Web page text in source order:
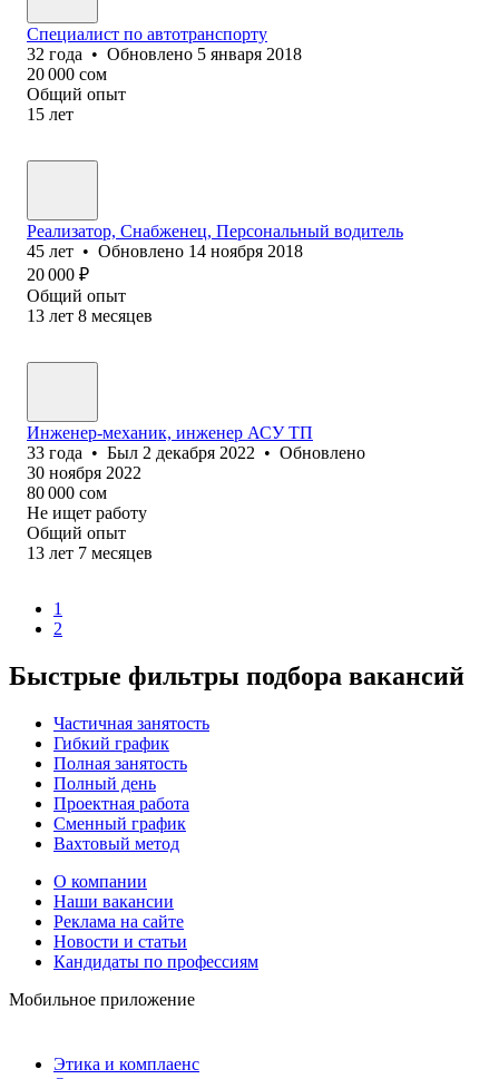
Специалист по автотранспорту
32 года • Обновлено 5 января 2018
20 000 сом
Общий опыт
15 лет
Реализатор, Снабженец, Персональный водитель
45 лет • Обновлено 14 ноября 2018
20 000 ₽
Общий опыт
13 лет 8 месяцев
Инженер-механик, инженер АСУ ТП
33 года • Был 2 декабря 2022 • Обновлено
30 ноября 2022
80 000 сом
Не ищет работу
Общий опыт
13 лет 7 месяцев
1
2
Быстрые фильтры подбора вакансий
Частичная занятость
Гибкий график
Полная занятость
Полный день
Проектная работа
Сменный график
Вахтовый метод
О компании
Наши вакансии
Реклама на сайте
Новости и статьи
Кандидаты по профессиям
Мобильное приложение
Этика и комплаенс